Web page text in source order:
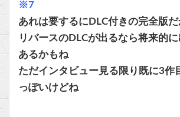
※7
あれは要するにDLC付きの完全版だ
リバースのDLCが出るなら将来的
あるかもね
ただインタビュー見る限り既に3作
っぽいけどね